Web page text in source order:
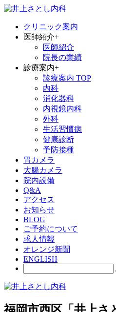
クリニック案内
医師紹介+
医師紹介
院長の業績
診療案内+
診療案内 TOP
内科
消化器科
内視鏡内科
外科
生活習慣病
健康診断
予防接種
胃カメラ
大腸カメラ
院内設備
Q&A
アクセス
お知らせ
BLOG
ご予約について
求人情報
オレンジ新聞
ENGLISH